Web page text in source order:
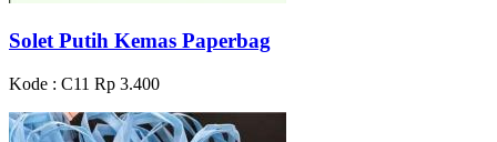
Solet Putih Kemas Paperbag
Kode : C11 Rp 3.400